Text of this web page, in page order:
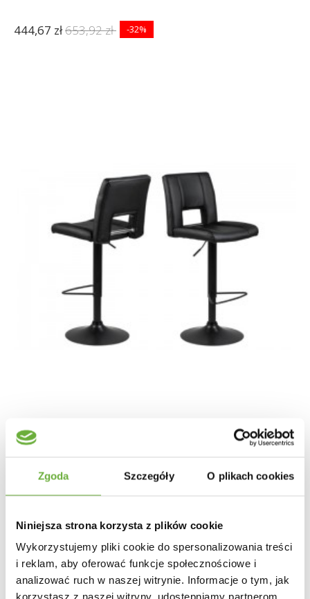
Zgoda Szczegóły O plikach cookies
Niniejsza strona korzysta z plików cookie
Wykorzystujemy pliki cookie do spersonalizowania treści
i reklam, aby oferować funkcje społecznościowe i
analizować ruch w naszej witrynie. Informacje o tym, jak
korzystasz z naszej witryny, udostępniamy partnerom
444,67 zł653,92 zł -32%
448,57 zł553,80 zł